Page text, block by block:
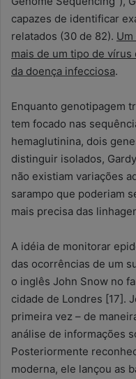
capazes de identificar
relatados (30 de 82).
mais de um tipo de vírus
da doença infecciosa.
Enquanto genotipagem
tem focado nas
hemaglutinina, dois
distinguir isolados, Gardy
não existiam variações
sarampo que poderiam
mais precisa das
A idéia de monitorar
das ocorrências de um
o inglês John Snow no
cidade de Londres [17].
primeira vez – de
análise de informações
Posteriormente
moderna, ele lançou as